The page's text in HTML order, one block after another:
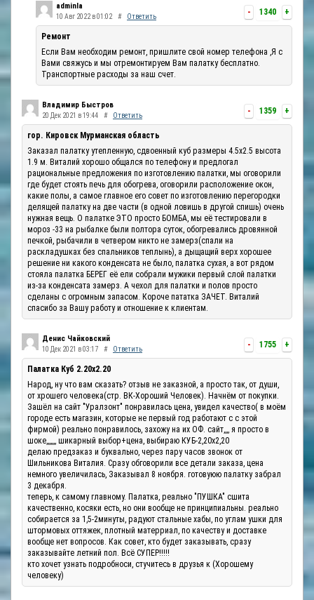
- 1340 +
adminla
10 Авг 2022 в 01:02 # Ответить
Ремонт
Если Вам необходим ремонт, пришлите свой номер телефона ,Я с
Вами свяжусь и мы отремонтируем Вам палатку бесплатно.
Транспортные расходы за наш счет.
- 1359 +
Владимир Быстров
20 Дек 2021 в 19:44 # Ответить
гор. Кировск Мурманская область
Заказал палатку утепленную, сдвоенный куб размеры 4.5х2.5 высота
1.9 м. Виталий хорошо общался по телефону и предлогал
рациональные предложения по изготовлению палатки, мы оговорили
где будет стоять печь для обогрева, оговорили расположение окон,
какие полы, а самое главное его совет по изготовлению перегородки
делящей палатку на две части (в одной ловишь в другой спишь) очень
нужная вещь. О палатке ЭТО просто БОМБА, мы её тестировали в
мороз -33 на рыбалке были полтора суток, обогревались дровянной
печкой, рыбачили в четвером никто не замерз(спали на
раскладушках без спальников теплынь), а дыщащий верх хорошее
решение ни какого конденсата не было, палатка сухая, а вот рядом
стояла палатка БЕРЕГ её ели собрали мужики первый слой палатки
из-за конденсата замерз. А чехол для палатки и полов просто
сделаны с огромным запасом. Короче пататка ЗАЧЕТ. Виталий
спасибо за Вашу работу и отношение к клиентам.
- 1755 +
Денис Чайковский
10 Дек 2021 в 03:17 # Ответить
Палатка Куб 2.20x2.20
Народ, ну что вам сказать? отзыв не заказной, а просто так, от души,
от хрошего человека(стр. ВК-Хороший Человек). Начнём от покупки.
Зашёл на сайт "Уралзонт" понравилась цена, увидел качество( в моём
городе есть магазин, которые не первый год работают с с этой
фирмой) реально понравилось, захожу на их ОФ. сайт,,,, я просто в
шоке,,,,,,, шикарный выбор+цена, выбираю КУБ-2,20х2,20
делаю предзаказ и буквально, через пару часов звонок от
Шильникова Виталия. Сразу обговорили все детали заказа, цена
немного увеличилась, Заказывал 8 ноября. готовуюю палатку забрал
3 декабря.
теперь, к самому главному. Палатка, реально "ПУШКА" сшита
качественно, косяки есть, но они вообще не принципиальны. реально
собирается за 1,5-2минуты, радуют стальные хабы, по углам ушки для
штормовых оттяжек, плотный матерриал, по качеству и доставке
вообще нет вопросов. Как совет, кто будет заказывать, сразу
заказывайте летний пол. Всё СУПЕР!!!!!
кто хочет узнать подробноси, стучитесь в друзья к (Хорошему
человеку)